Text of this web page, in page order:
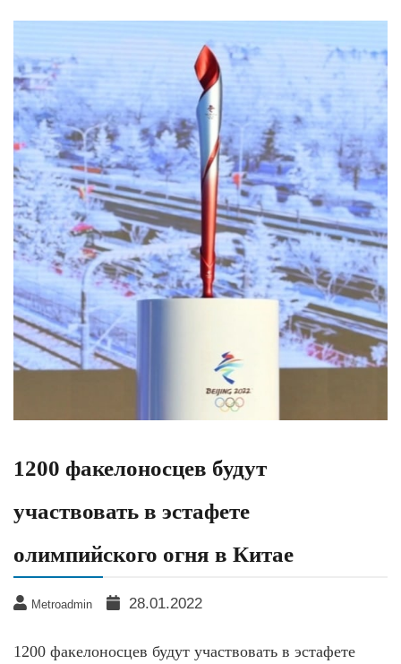
1200 факелоносцев будут
участвовать в эстафете
олимпийского огня в Китае
Metroadmin 28.01.2022
1200 факелоносцев будут участвовать в эстафете